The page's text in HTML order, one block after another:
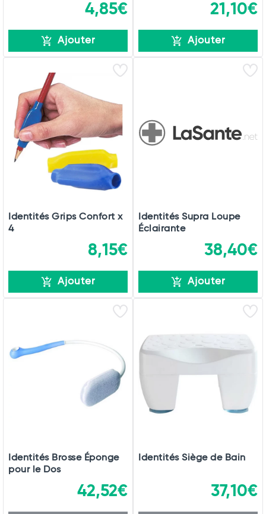
4,85€
Ajouter
21,10€
Ajouter
Identités Grips Confort x
4
8,15€
Ajouter
Identités Supra Loupe
Éclairante
38,40€
Ajouter
Identités Brosse Éponge
pour le Dos
42,52€
Identités Siège de Bain
37,10€